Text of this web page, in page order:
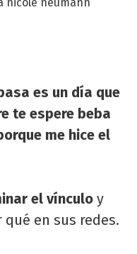
es un día que
te espere beba
me hice el
el vínculo y
en sus redes.